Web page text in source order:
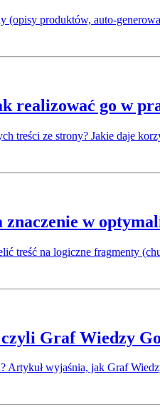
(opisy produktów, auto-
realizować go w
treści ze strony? Jakie daje
w
treść na logiczne fragmenty
Graf Wiedzy
Artykuł wyjaśnia, jak Graf